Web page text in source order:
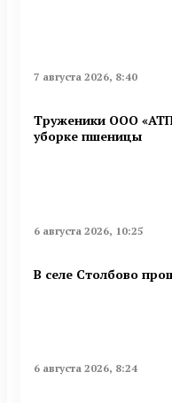
7 августа 2026, 8:40
Труженики ООО
уборке пшеницы
6 августа 2026, 10:25
В селе Столбово
6 августа 2026, 8:24